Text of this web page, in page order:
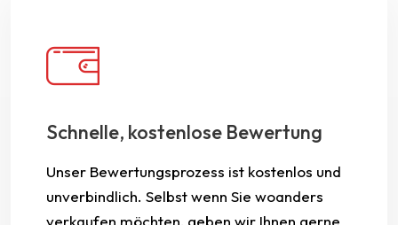
Schnelle, kostenlose Bewertung
Unser Bewertungsprozess ist kostenlos und
unverbindlich. Selbst wenn Sie woanders
verkaufen möchten, geben wir Ihnen gerne